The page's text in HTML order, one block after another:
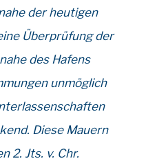
der heutigen
Überprüfung der
des Hafens
unmöglich
Diese Mauern
2. Jts. v. Chr.